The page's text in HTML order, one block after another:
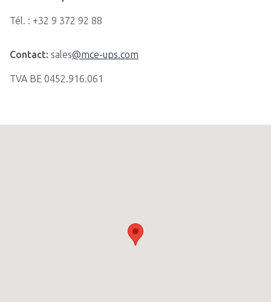
Tél. : +32 9 372 92 88
Contact: sales@mce-ups.com
TVA BE 0452.916.061